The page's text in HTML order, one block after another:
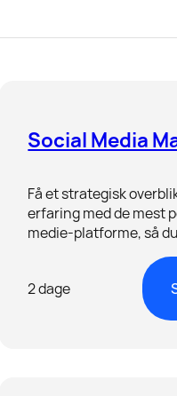
Social Media
Få et strategisk
erfaring med de mest
medie-platforme, så
succesfuld
jeres sociale medier.
2 dage